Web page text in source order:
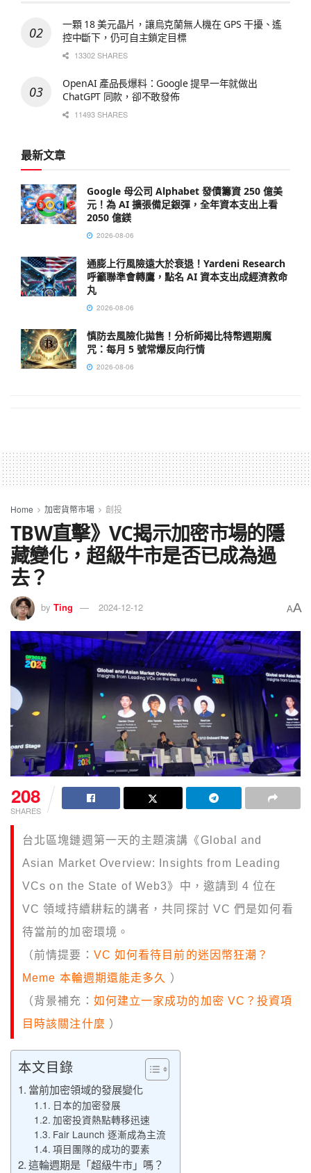
一顆 18 美元晶片，讓烏克蘭無人機在 GPS 干擾、遙
控中斷下，仍可自主鎖定目標
13302 SHARES
OpenAI 產品長爆料：Google 提早一年就做出
ChatGPT 同款，卻不敢發佈
11493 SHARES
最新文章
Google 母公司 Alphabet 發債籌資 250 億美
元！為 AI 擴張備足銀彈，全年資本支出上看
2050 億鎂
2026-08-06
通膨上行風險遠大於衰退！Yardeni Research
呼籲聯準會轉鷹，點名 AI 資本支出成經濟救命
丸
2026-08-06
慎防去風險化拋售！分析師揭比特幣週期魔
咒：每月 5 號常爆反向行情
2026-08-06
Home 加密貨幣市場 創投
TBW直擊》VC揭示加密市場的隱
藏變化，超級牛市是否已成為過
去？
by Ting 2024-12-12 AA
208
SHARES
台北區塊鏈週第一天的主題演講《 Global and
Asian Market Overview: Insights from Leading
VCs on the State of Web3》中，邀請到 4 位在
VC 領域持續耕耘的講者，共同探討 VC 們是如何看
待當前的加密環境。
（前情提要： VC 如何看待目前的迷因幣狂潮？
Meme 本輪週期還能走多久
）
（背景補充： 如何建立一家成功的加密 VC？投資項
目時該關注什麼 ）
本文目錄
當前加密領域的發展變化
日本的加密發展
加密投資熱點轉移迅速
Fair Launch 逐漸成為主流
項目團隊的成功的要素
這輪週期是「超級牛市」嗎？